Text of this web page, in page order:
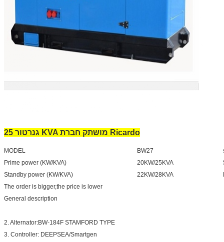
גנרטור 25 KVA מושתק חברת Ricardo
MODEL BW27
Prime power (KW/KVA)
20KW/25KVA
Standby power (KW/KVA)
22KW/28KVA
The order is bigger,the price is lower
General description
2. Alternator:BW-184F STAMFORD TYPE
3. Controller: DEEPSEA/Smartgen